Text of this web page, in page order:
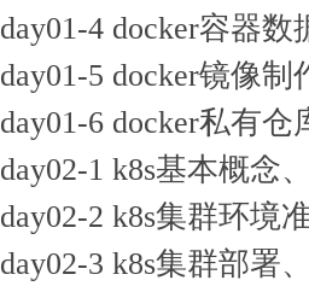
day01-4 docker容器
day01-5 docker镜像制
day01-6 docker私有仓
day02-1 k8s基本概念
day02-2 k8s集群环境
day02-3 k8s集群部署